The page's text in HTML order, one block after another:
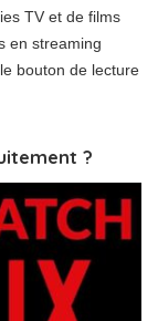
TV et de films
en streaming
bouton de lecture
?